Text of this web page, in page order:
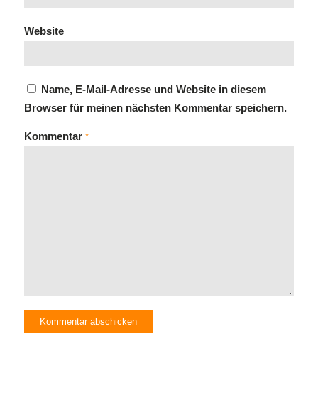
Website
Name, E-Mail-Adresse und Website in diesem
Browser für meinen nächsten Kommentar speichern.
Kommentar *